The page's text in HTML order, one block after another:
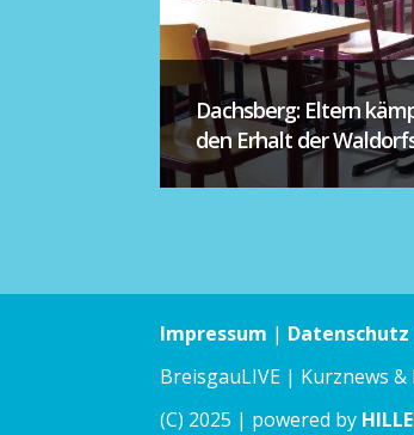
Dachsberg: Eltern
den Erhalt der
Impressum | Datenschutz
BreisgauLIVE | Kurznews
(C) 2025 | powered by